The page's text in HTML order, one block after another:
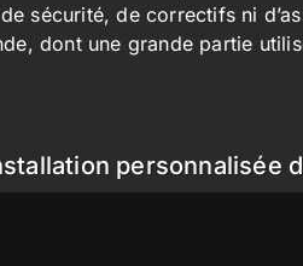
sécurité, de correctifs ni
dont une grande partie
personnalisée